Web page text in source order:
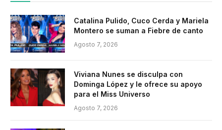
Catalina Pulido, Cuco Cerda y Mariela
Montero se suman a Fiebre de canto
Agosto 7, 2026
Viviana Nunes se disculpa con
Dominga López y le ofrece su apoyo
para el Miss Universo
Agosto 7, 2026